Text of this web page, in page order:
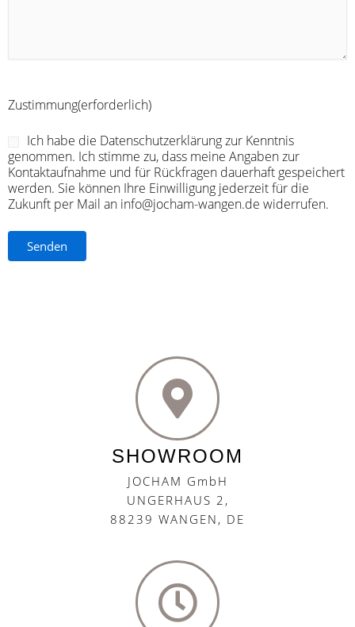
Zustimmung(erforderlich)
Ich habe die Datenschutzerklärung zur Kenntnis
genommen. Ich stimme zu, dass meine Angaben zur
Kontaktaufnahme und für Rückfragen dauerhaft gespeichert
werden. Sie können Ihre Einwilligung jederzeit für die
Zukunft per Mail an info@jocham-wangen.de widerrufen.
SHOWROOM
JOCHAM GmbH
UNGERHAUS 2,
88239 WANGEN, DE